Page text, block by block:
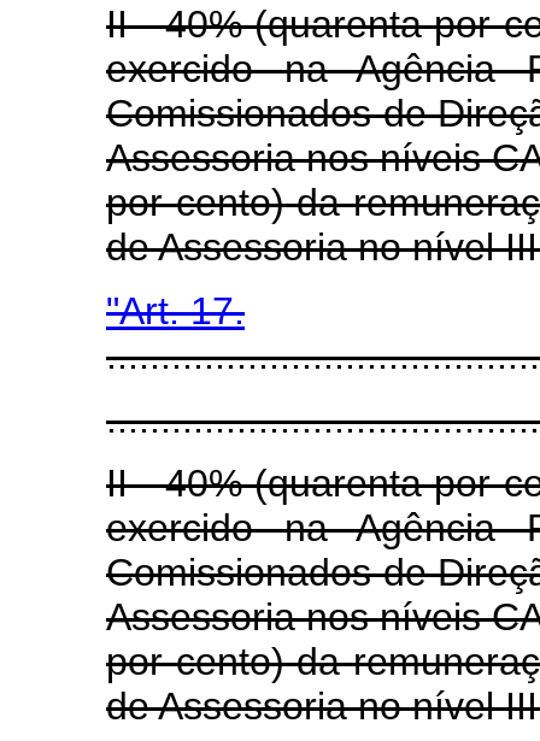
II - 40% (quarenta por
exercido na Agência
Comissionados de
Assessoria nos níveis
por cento) da
de Assessoria no nível
"Art. 17.
II - 40% (quarenta por
exercido na Agência
Comissionados de
Assessoria nos níveis
por cento) da
de Assessoria no nível